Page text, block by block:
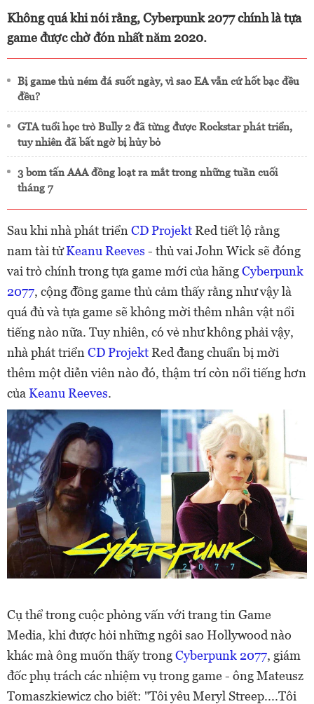
Không quá khi nói rằng, Cyberpunk 2077 chính là tựa
game được chờ đón nhất năm 2020.
Bị game thủ ném đá suốt ngày, vì sao EA vẫn cứ hốt bạc đều
đều?
GTA tuổi học trò Bully 2 đã từng được Rockstar phát triển,
tuy nhiên đã bất ngờ bị hủy bỏ
3 bom tấn AAA đồng loạt ra mắt trong những tuần cuối
tháng 7
Sau khi nhà phát triển CD ProjektRed tiết lộ rằng
nam tài tửKeanu Reeves - thủ vai John Wick sẽ đóng
vai trò chính trong tựa game mới của hãngCyberpunk
2077, cộng đồng game thủ cảm thấy rằng như vậy là
quá đủ và tựa game sẽ không mời thêm nhân vật nổi
tiếng nào nữa. Tuy nhiên, có vẻ như không phải vậy,
nhà phát triển CD ProjektRed đang chuẩn bị mời
thêm một diễn viên nào đó, thậm trí còn nổi tiếng hơn
của Keanu Reeves.
Cụ thể trong cuộc phỏng vấn với trang tin Game
Media, khi được hỏi những ngôi sao Hollywood nào
khác mà ông muốn thấy trongCyberpunk 2077, giám
đốc phụ trách các nhiệm vụ trong game - ông Mateusz
Tomaszkiewicz cho biết: "Tôi yêu Meryl Streep....Tôi